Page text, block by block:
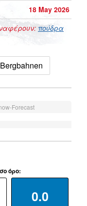
18 May 2026
πούδρα
Forecast
όρο:
0.0